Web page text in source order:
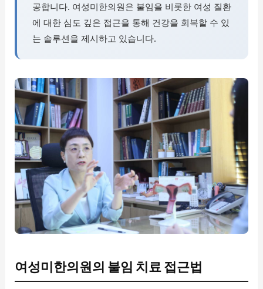
공합니다. 여성미한의원은 불임을 비롯한 여성 질환
에 대한 심도 깊은 접근을 통해 건강을 회복할 수 있
는 솔루션을 제시하고 있습니다.
여성미한의원의 불임 치료 접근법